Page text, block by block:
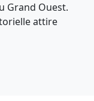
Grand Ouest.
attire